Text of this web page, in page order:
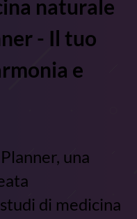
naturale
- Il tuo
e
una
di medicina